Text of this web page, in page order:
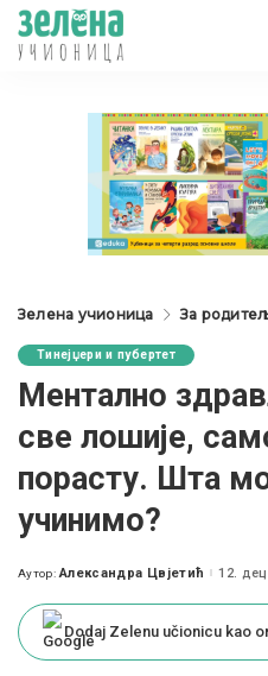
Зелена учионица За
Тинејџери и пубертет
Ментално
све лошије,
порасту. Шта
учинимо?
Posted
Аутор: Александра Цвјетић 12.
Dodaj Zelenu učionicu kao